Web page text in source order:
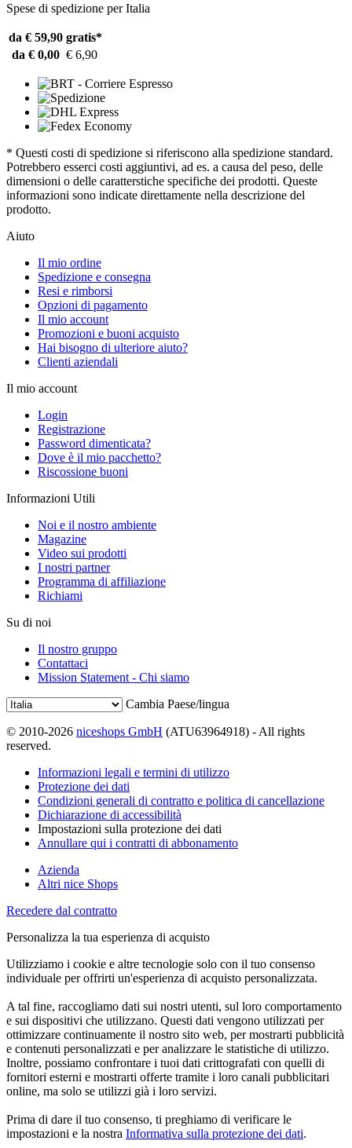
Spese di spedizione per Italia
da € 59,90 gratis*
da € 0,00 € 6,90
* Questi costi di spedizione si riferiscono alla spedizione standard.
Potrebbero esserci costi aggiuntivi, ad es. a causa del peso, delle
dimensioni o delle caratterstiche specifiche dei prodotti. Queste
informazioni sono indicate direttamente nella descrizione del
prodotto.
Aiuto
Il mio ordine
Spedizione e consegna
Resi e rimborsi
Opzioni di pagamento
Il mio account
Promozioni e buoni acquisto
Hai bisogno di ulteriore aiuto?
Clienti aziendali
Il mio account
Login
Registrazione
Password dimenticata?
Dove è il mio pacchetto?
Riscossione buoni
Informazioni Utili
Noi e il nostro ambiente
Magazine
Video sui prodotti
I nostri partner
Programma di affiliazione
Richiami
Su di noi
Il nostro gruppo
Contattaci
Mission Statement - Chi siamo
Cambia Paese/lingua
© 2010-2026 niceshops GmbH (ATU63964918) - All rights
reserved.
Informazioni legali e termini di utilizzo
Protezione dei dati
Condizioni generali di contratto e politica di cancellazione
Dichiarazione di accessibilità
Impostazioni sulla protezione dei dati
Annullare qui i contratti di abbonamento
Azienda
Altri nice Shops
Recedere dal contratto
Personalizza la tua esperienza di acquisto
Utilizziamo i cookie e altre tecnologie solo con il tuo consenso
individuale per offrirti un'esperienza di acquisto personalizzata.
A tal fine, raccogliamo dati sui nostri utenti, sul loro comportamento
e sui dispositivi che utilizzano. Questi dati vengono utilizzati per
ottimizzare continuamente il nostro sito web, per mostrarti pubblicità
e contenuti personalizzati e per analizzare le statistiche di utilizzo.
Inoltre, possiamo confrontare i tuoi dati crittografati con quelli di
fornitori esterni e mostrarti offerte tramite i loro canali pubblicitari
online, ma solo se utilizzi già i loro servizi.
Prima di dare il tuo consenso, ti preghiamo di verificare le
impostazioni e la nostra Informativa sulla protezione dei dati.